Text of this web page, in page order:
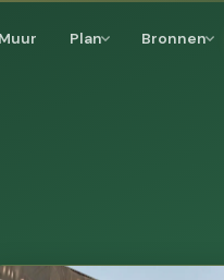
Plan Bronnen